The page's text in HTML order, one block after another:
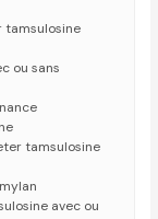
tamsulosine
ou sans
tamsulosine
avec ou